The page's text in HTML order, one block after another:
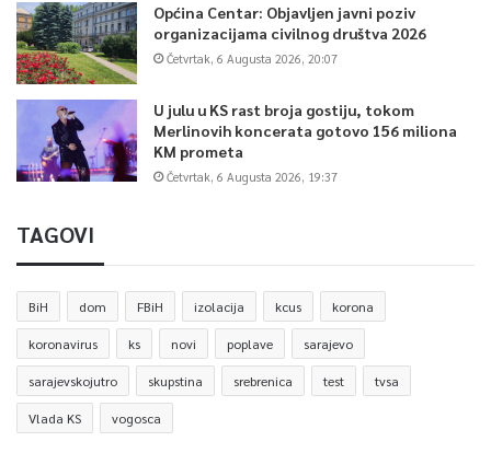
Općina Centar: Objavljen javni poziv
organizacijama civilnog društva 2026
Četvrtak, 6 Augusta 2026, 20:07
U julu u KS rast broja gostiju, tokom
Merlinovih koncerata gotovo 156 miliona
KM prometa
Četvrtak, 6 Augusta 2026, 19:37
TAGOVI
BiH dom FBiH izolacija kcus korona
koronavirus ks novi poplave sarajevo
sarajevskojutro skupstina srebrenica test tvsa
Vlada KS vogosca